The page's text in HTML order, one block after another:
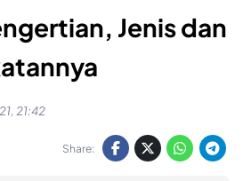
Jenis dan
21:42
Share: